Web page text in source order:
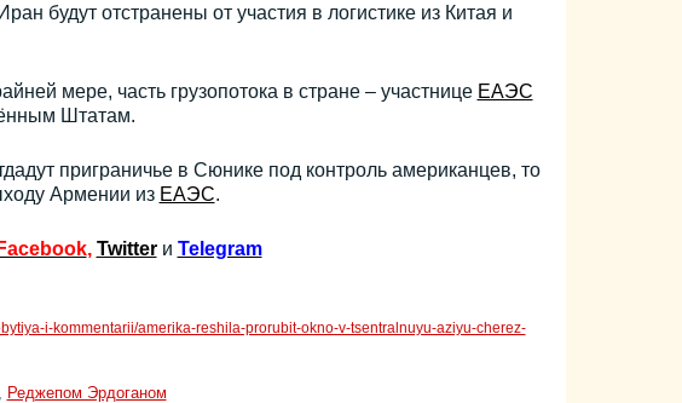
будут отстранены от участия в логистике из Китая и
мере, часть грузопотока в стране – участнице ЕАЭС
Штатам.
приграничье в Сюнике под контроль американцев, то
Армении из ЕАЭС.
Facebook, Twitter и Telegram
i-kommentarii/amerika-reshila-prorubit-okno-v-tsentralnuyu-aziyu-cherez-
, Реджепом Эрдоганом